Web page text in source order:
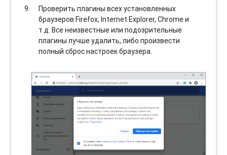
Проверить плагины всех установленных
браузеров Firefox, Internet Explorer, Chrome и
т.д. Все неизвестные или подозрительные
плагины лучше удалить, либо произвести
полный сброс настроек браузера.